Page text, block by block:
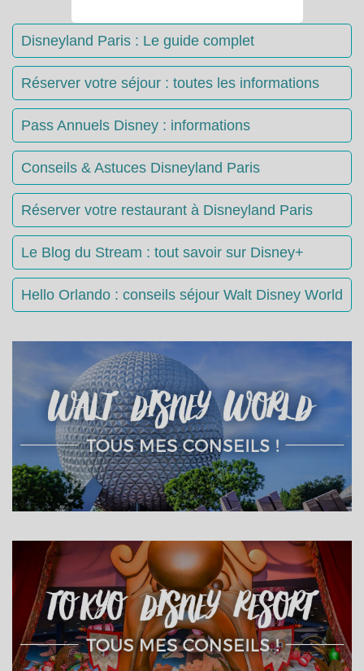
Disneyland Paris : Le guide complet
Réserver votre séjour : toutes les informations
Pass Annuels Disney : informations
Conseils & Astuces Disneyland Paris
Réserver votre restaurant à Disneyland Paris
Le Blog du Stream : tout savoir sur Disney+
Hello Orlando : conseils séjour Walt Disney World